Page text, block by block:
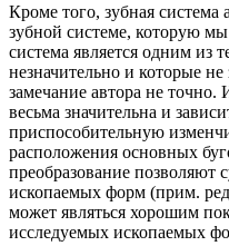
Кроме того, зубная система
зубной системе, которую
система является одним из
незначительно и которые
замечание автора не
весьма значительна и
приспособительную
расположения основных
преобразование позволяют
ископаемых форм (прим.
может являться хорошим
исследуемых ископаемых